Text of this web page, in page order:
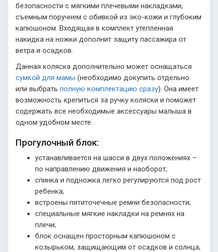
безопасности с мягкими плечевыми накладками,
съемным поручнем с обивкой из эко-кожи и глубоким
капюшоном. Входящая в комплект утепленная
накидка на ножки дополнит защиту пассажира от
ветра и осадков.
Данная коляска дополнительно может оснащаться
сумкой для мамы (необходимо докупить отдельно
или выбрать полную комплектацию сразу). Она имеет
возможность крепиться за ручку коляски и поможет
содержать все необходимые аксессуары малыша в
одном удобном месте.
Прогулочный блок:
устанавливается на шасси в двух положениях –
по направлению движения и наоборот;
спинка и подножка легко регулируются под рост
ребенка;
встроены пятиточечные ремни безопасности;
специальные мягкие накладки на ремнях на
плечи;
блок оснащен просторным капюшоном с
козырьком, защищающим от осадков и солнца;